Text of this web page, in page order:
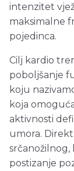
intenzitet
maksimalne
pojedinca.
Cilj kardio
poboljšanje
koju
koja
aktivnosti
umora.
postizanje